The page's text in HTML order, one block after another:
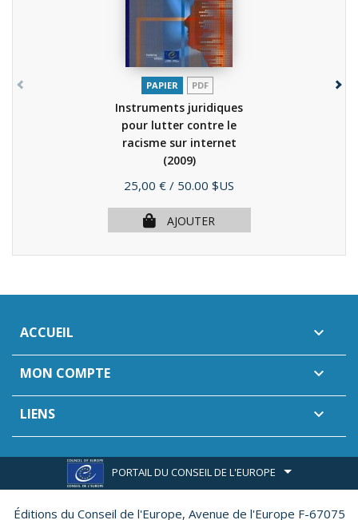
PAPIER PDF
Instruments juridiques
pour lutter contre le
racisme sur internet
(2009)
Prix
25,00 € / 50.00 $US
AJOUTER
ACCUEIL 
MON COMPTE 
LIENS 
PORTAIL DU CONSEIL DE L'EUROPE
Éditions du Conseil de l'Europe, Avenue de l'Europe F-67075